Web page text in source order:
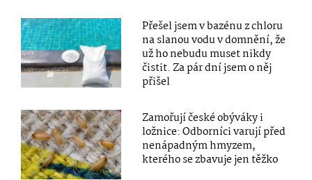
Přešel jsem v bazénu z chloru
na slanou vodu v domnění, že
už ho nebudu muset nikdy
čistit. Za pár dní jsem o něj
přišel
Zamořují české obýváky i
ložnice: Odborníci varují před
nenápadným hmyzem,
kterého se zbavuje jen těžko